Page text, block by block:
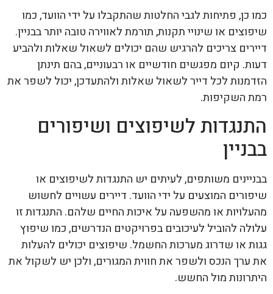
כמו כן, פתיחות לגבי החלטות שהתקבלו על ידי הוועד, כמו
שיפוצים או שינויי תקנות, תורמת לאווירה טובה יותר בבניין.
דיירים צריכים להרגיש שהם יכולים לשאול שאלות ולהביע
דעות. קיום מפגשים חודשיים או רבעוניים, בהם תינתן
הזדמנות לכל דייר לשאול שאלות ולהתעדכן, יכול לשפר את
רמת השקיפות.
התנגדות לשיפוצים ושיפורים
בבניין
בבניינים משותפים, לעיתים יש התנגדות לשיפוצים או
שיפורים המוצעים על ידי הוועד. דיירים עשויים לחשוש
מהעלויות או מהשפעה על איכות החיים שלהם. התנגדות זו
עלולה להוביל לעיכובים בפרויקטים הנדרשים, כמו שיפוץ
גגות או שדרוג מערכות החשמל. שיפוצים יכולים להעלות
את ערך הנכס ולשפר את חווית המגורים, ולכן יש לשקול את
היתרונות מול החשש.